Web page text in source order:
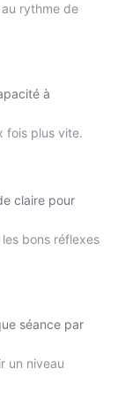
rythme de
à
fois plus vite.
claire pour
bons réflexes
séance par
un niveau